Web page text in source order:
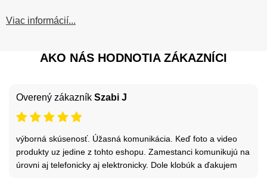
Viac informácií...
AKO NÁS HODNOTIA ZÁKAZNÍCI
Overený zákazník Szabi J
výborná skúsenosť. Úžasná komunikácia. Keď foto a video
produkty uz jedine z tohto eshopu. Zamestanci komunikujú na
úrovni aj telefonicky aj elektronicky. Dole klobúk a ďakujem